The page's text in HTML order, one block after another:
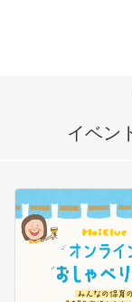
イベン